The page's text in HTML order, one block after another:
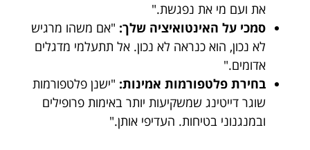
את ועם מי את נפגשת."
סמכי על האינטואיציה שלך: "אם משהו מרגיש
לא נכון, הוא כנראה לא נכון. אל תתעלמי מדגלים
אדומים."
בחירת פלטפורמות אמינות: "ישנן פלטפורמות
שוגר דייטינג שמשקיעות יותר באימות פרופילים
ובמנגנוני בטיחות. העדיפי אותן."